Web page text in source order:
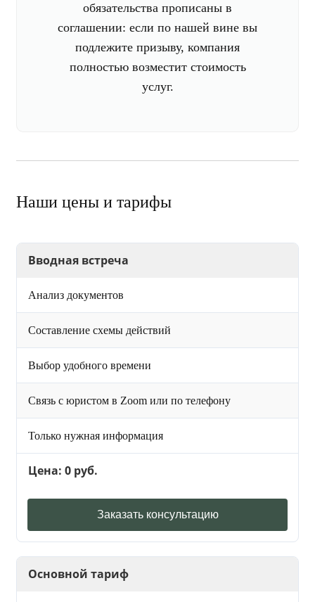
обязательства прописаны в
соглашении: если по нашей вине вы
подлежите призыву, компания
полностью возместит стоимость
услуг.
Наши цены и тарифы
Вводная встреча
Анализ документов
Составление схемы действий
Выбор удобного времени
Связь с юристом в Zoom или по телефону
Только нужная информация
Цена: 0 руб.
Заказать консультацию
Основной тариф